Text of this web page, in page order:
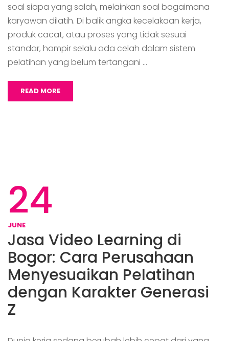
soal siapa yang salah, melainkan soal bagaimana
karyawan dilatih. Di balik angka kecelakaan kerja,
produk cacat, atau proses yang tidak sesuai
standar, hampir selalu ada celah dalam sistem
pelatihan yang belum tertangani …
READ MORE
24
JUNE
Jasa Video Learning di
Bogor: Cara Perusahaan
Menyesuaikan Pelatihan
dengan Karakter Generasi
Z